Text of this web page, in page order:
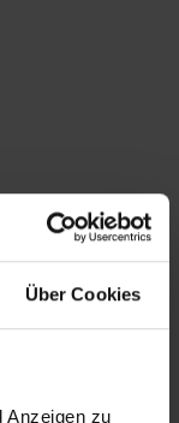
Über Cookies
Anzeigen zu